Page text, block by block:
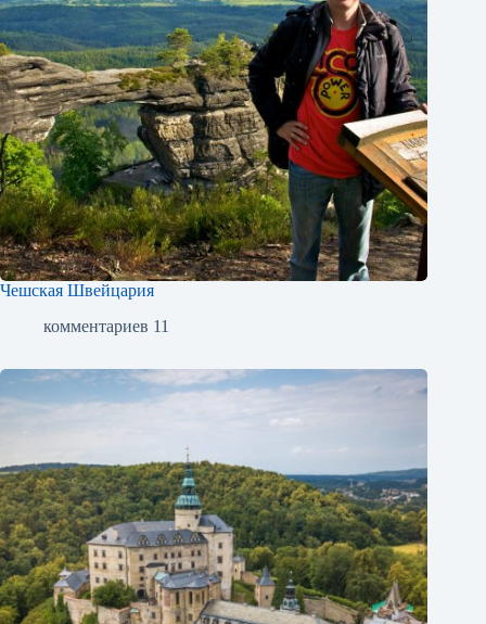
Чешская Швейцария
комментариев 11